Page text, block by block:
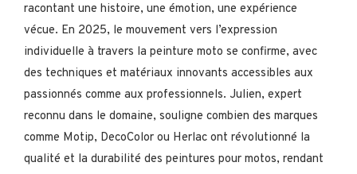
racontant une histoire, une émotion, une expérience
vécue. En 2025, le mouvement vers l’expression
individuelle à travers la peinture moto se confirme, avec
des techniques et matériaux innovants accessibles aux
passionnés comme aux professionnels. Julien, expert
reconnu dans le domaine, souligne combien des marques
comme Motip, DecoColor ou Herlac ont révolutionné la
qualité et la durabilité des peintures pour motos, rendant